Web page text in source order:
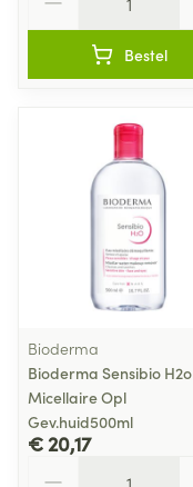
Bestel
Bioderma
Bioderma Sensibio H2o
Micellaire Opl
Gev.huid500ml
€ 20,17